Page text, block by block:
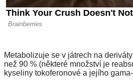
Metabolizuje se v játrech na
než 90 % (některé množství je
kyseliny tokoferonové a jejího